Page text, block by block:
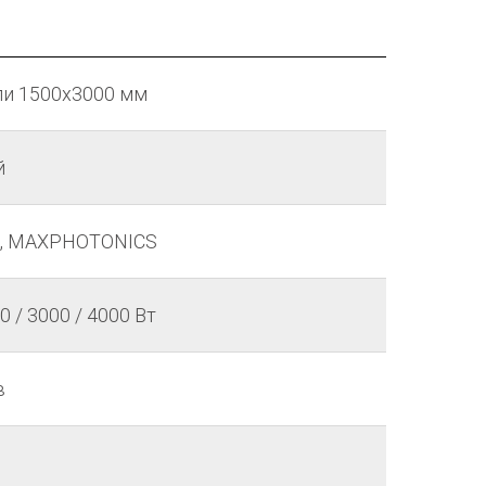
1500х3000 мм
MAXPHOTONICS
/ 3000 / 4000 Вт